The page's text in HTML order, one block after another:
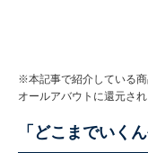
※本記事で紹介している
オールアバウトに還元され
「どこまでいくん